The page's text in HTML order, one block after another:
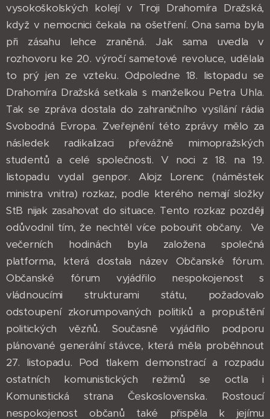
vysokoškolských kolejí v Troji Drahomíra Dražská,
když v nemocnici čekala na ošetření. Ona sama byla
při zásahu lehce zraněná. Jak sama uvedla v
rozhovoru ke 20. výročí sametové revoluce, udělala
to prý jen ze vzteku. Odpoledne 18. listopadu se
Drahomíra Dražská setkala s manželkou Petra Uhla.
Tak se zpráva dostala do zahraničního vysílání rádia
Svobodná Evropa. Zveřejnění této zprávy mělo za
následek radikalizaci převážně mimopražských
studentů a celé společnosti. V noci z 18. na 19.
listopadu vydal genpor. Alojz Lorenc (náměstek
ministra vnitra) rozkaz, podle kterého nemají složky
StB nijak zasahovat do situace. Tento rozkaz později
odůvodnil tím, že nechtěl více pobouřit občany. Ve
večerních hodinách byla založena společná
platforma, která dostala název Občanské fórum.
Občanské fórum vyjádřilo nespokojenost s
vládnoucími strukturami státu, požadovalo
odstoupení zkorumpovaných politiků a propuštění
politických vězňů. Současně vyjádřilo podporu
plánované generální stávce, která měla proběhnout
27. listopadu. Pod tlakem demonstrací a rozpadu
ostatních komunistických režimů se octla i
Komunistická strana Československa. Rostoucí
nespokojenost občanů také přispěla k jejímu